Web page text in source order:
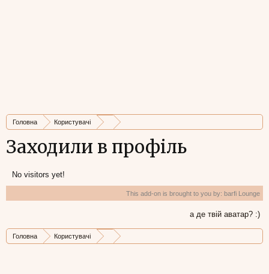
Головна Користувачі
Заходили в профіль
No visitors yet!
This add-on is brought to you by: barfi Lounge
а де твій аватар? :)
Головна Користувачі